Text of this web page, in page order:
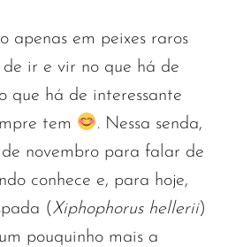
apenas em peixes raros
de ir e vir no que há de
que há de interessante
tem
. Nessa senda,
novembro para falar de
conhece e, para hoje,
(Xiphophorus hellerii)
pouquinho mais a